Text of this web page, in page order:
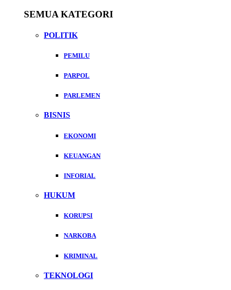
SEMUA KATEGORI
POLITIK
PEMILU
PARPOL
PARLEMEN
BISNIS
EKONOMI
KEUANGAN
INFORIAL
HUKUM
KORUPSI
NARKOBA
KRIMINAL
TEKNOLOGI